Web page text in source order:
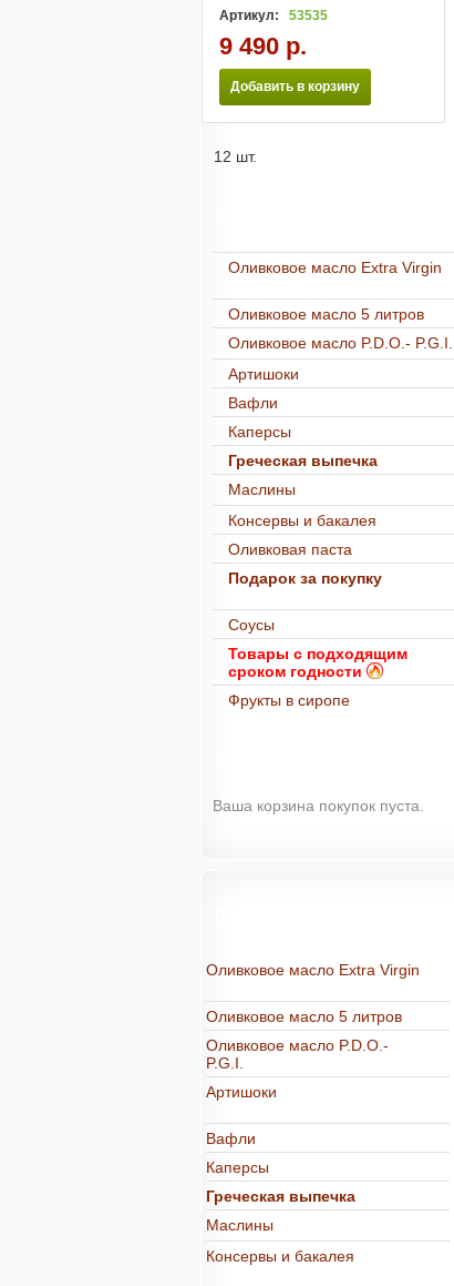
Артикул: 53535
9 490 р.
Добавить в корзину
12 шт.
Оливковое масло Extra Virgin
Оливковое масло 5 литров
Оливковое масло P.D.O.- P.G.I.
Артишоки
Вафли
Каперсы
Греческая выпечка
Маслины
Консервы и бакалея
Оливковая паста
Подарок за покупку
Соусы
Товары с подходящим
сроком годности
Фрукты в сиропе
Ваша корзина покупок пуста.
Оливковое масло Extra Virgin
Оливковое масло 5 литров
Оливковое масло P.D.O.-
P.G.I.
Артишоки
Вафли
Каперсы
Греческая выпечка
Маслины
Консервы и бакалея